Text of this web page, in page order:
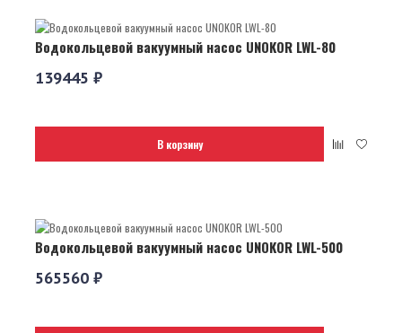
Водокольцевой вакуумный насос UNOKOR LWL-80
139445 ₽
В корзину
Водокольцевой вакуумный насос UNOKOR LWL-500
565560 ₽